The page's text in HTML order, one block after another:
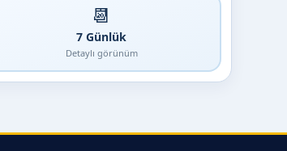
📆
7 Günlük
Detaylı görünüm